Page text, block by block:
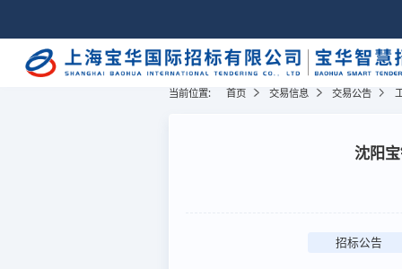
当前位置: 首页 交易信息 交易公告
沈阳
招标公告